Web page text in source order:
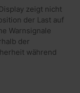
zeigt nicht
der Last auf
Warnsignale
der
während